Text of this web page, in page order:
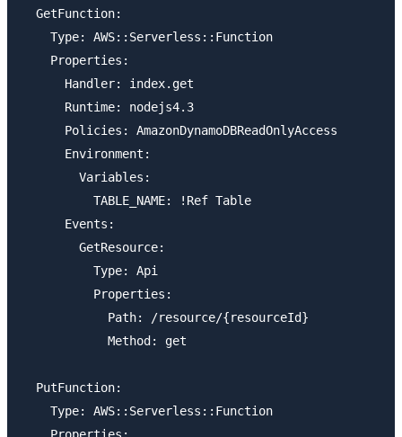
  GetFunction:
    Type: AWS::Serverless::Function
    Properties:
      Handler: index.get
      Runtime: nodejs4.3
      Policies: AmazonDynamoDBReadOnlyAccess
      Environment:
        Variables:
          TABLE_NAME: !Ref Table
      Events:
        GetResource:
          Type: Api
          Properties:
            Path: /resource/{resourceId}
            Method: get
  PutFunction:
    Type: AWS::Serverless::Function